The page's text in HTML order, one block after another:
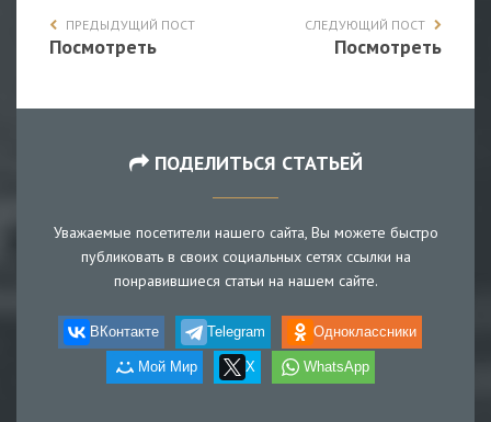
ПРЕДЫДУЩИЙ ПОСТ
Посмотреть
СЛЕДУЮЩИЙ ПОСТ
Посмотреть
ПОДЕЛИТЬСЯ СТАТЬЕЙ
Уважаемые посетители нашего сайта, Вы можете быстро
публиковать в своих социальных сетях ссылки на
понравившиеся статьи на нашем сайте.
ВКонтакте Telegram Одноклассники
Мой Мир X WhatsApp